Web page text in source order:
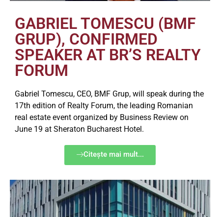
GABRIEL TOMESCU (BMF
GRUP), CONFIRMED
SPEAKER AT BR’S REALTY
FORUM
Gabriel Tomescu, CEO, BMF Grup, will speak during the
17th edition of Realty Forum, the leading Romanian
real estate event organized by Business Review on
June 19 at Sheraton Bucharest Hotel.
Citește mai mult...